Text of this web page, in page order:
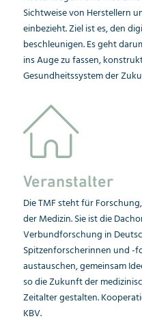
Sichtweise von Herstellern
einbezieht. Ziel ist es, den
beschleunigen. Es geht
ins Auge zu fassen,
Gesundheitssystem der
Veranstalter
Die TMF steht für
der Medizin. Sie ist die
Verbundforschung in
Spitzenforscherinnen und -
austauschen, gemeinsam
so die Zukunft der
Zeitalter gestalten.
KBV.